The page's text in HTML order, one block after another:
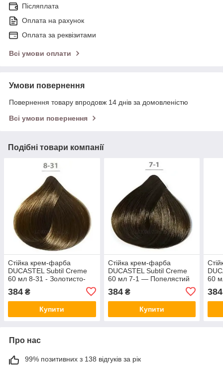
Післяплата
Оплата на рахунок
Оплата за реквізитами
Всі умови оплати
Умови повернення
Повернення товару впродовж 14 днів за домовленістю
Всі умови повернення
Подібні товари компанії
Стійка крем-фарба
DUCASTEL Subtil Creme
60 мл 8-31 - Золотисто-
блондин
384 ₴
Купити
Стійка крем-фарба
DUCASTEL Subtil Creme
60 мл 7-1 — Попелястий
384₴
Купити
60
384
Про нас
99% позитивних з 138 відгуків за рік